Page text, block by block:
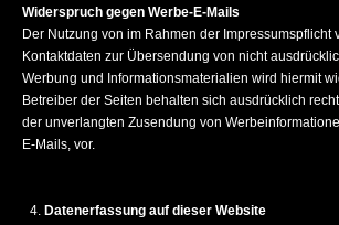
Widerspruch gegen Werbe-E-Mails
Der Nutzung von im Rahmen der Impressumspflicht
Kontaktdaten zur Übersendung von nicht
Werbung und Informationsmaterialien wird hiermit
Betreiber der Seiten behalten sich ausdrücklich
der unverlangten Zusendung von
E-Mails, vor.
Datenerfassung auf dieser Website